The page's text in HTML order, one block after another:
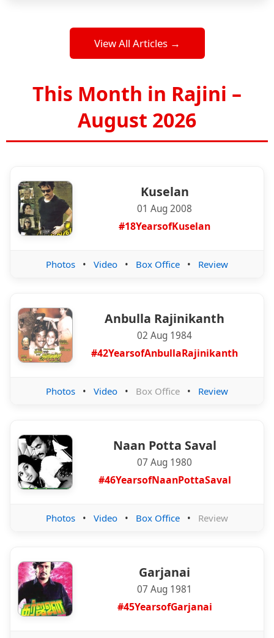
View All Articles →
This Month in Rajini –
August 2026
Kuselan
01 Aug 2008
#18YearsofKuselan
Photos • Video • Box Office • Review
Anbulla Rajinikanth
02 Aug 1984
#42YearsofAnbullaRajinikanth
Photos • Video • Box Office • Review
Naan Potta Saval
07 Aug 1980
#46YearsofNaanPottaSaval
Photos • Video • Box Office • Review
Garjanai
07 Aug 1981
#45YearsofGarjanai